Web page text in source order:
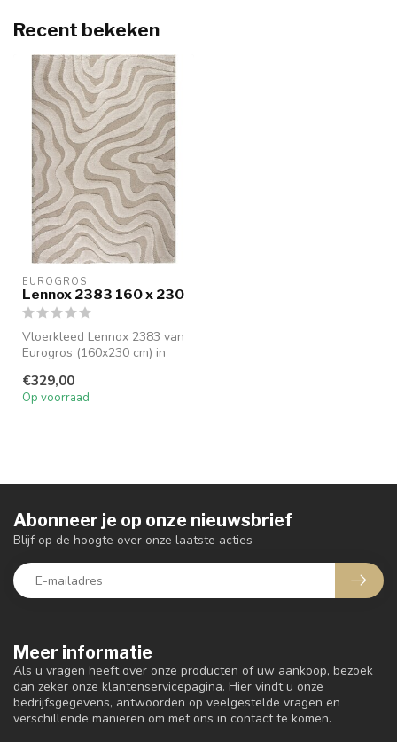
Recent bekeken
EUROGROS
Lennox 2383 160 x 230
Vloerkleed Lennox 2383 van
Eurogros (160x230 cm) in
€329,00
Op voorraad
Meer informatie
Als u vragen heeft over onze producten of uw aankoop, bezoek
dan zeker onze klantenservicepagina. Hier vindt u onze
bedrijfsgegevens, antwoorden op veelgestelde vragen en
verschillende manieren om met ons in contact te komen.
Abonneer je op onze nieuwsbrief
Blijf op de hoogte over onze laatste acties